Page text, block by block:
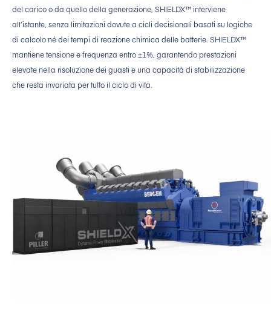
del carico o da quello della generazione, SHIELDX™ interviene
all’istante, senza limitazioni dovute a cicli decisionali basati su logiche
di calcolo né dei tempi di reazione chimica delle batterie. SHIELDX™
mantiene tensione e frequenza entro ±1%, garantendo prestazioni
elevate nella risoluzione dei guasti e una capacità di stabilizzazione
che resta invariata per tutto il ciclo di vita.